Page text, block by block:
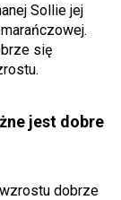
Sollie jej
się
jest dobre
dobrze